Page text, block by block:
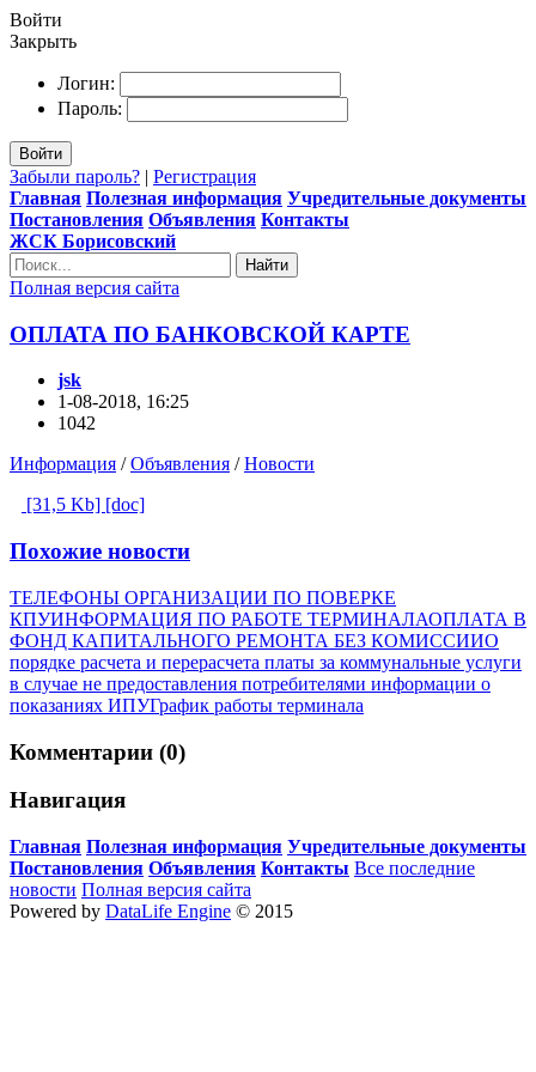
Войти
Закрыть
Логин:
Пароль:
Войти
Забыли пароль? | Регистрация
Главная Полезная информация Учредительные документы
Постановления Объявления Контакты
ЖСК Борисовский
Найти
Полная версия сайта
ОПЛАТА ПО БАНКОВСКОЙ КАРТЕ
jsk
1-08-2018, 16:25
1042
Информация /Объявления /Новости
[31,5 Kb] [doc]
Похожие новости
ТЕЛЕФОНЫ ОРГАНИЗАЦИИ ПО ПОВЕРКЕ
КПУИНФОРМАЦИЯ ПО РАБОТЕ ТЕРМИНАЛАОПЛАТА В
ФОНД КАПИТАЛЬНОГО РЕМОНТА БЕЗ КОМИССИИО
порядке расчета и перерасчета платы за коммунальные услуги
в случае не предоставления потребителями информации о
показаниях ИПУГрафик работы терминала
Комментарии (0)
Навигация
Главная Полезная информация Учредительные документы
Постановления Объявления Контакты Все последние
новости Полная версия сайта
Powered by DataLife Engine © 2015